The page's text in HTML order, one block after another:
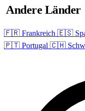
Andere Länder
🇫🇷 Frankreich 🇪🇸
🇵🇹 Portugal 🇨🇭